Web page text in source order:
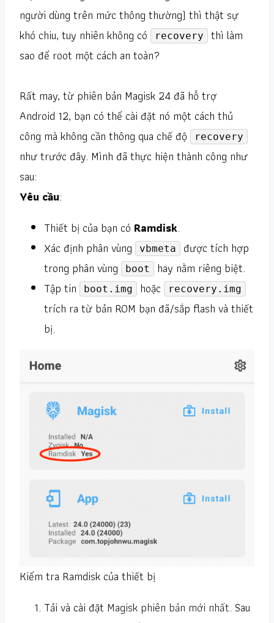
người dùng trên mức thông thường) thì thật sự
khó chiu, tuy nhiên không có
recovery
thì làm
sao để root một cách an toàn?
Rất may, từ phiên bản Magisk 24 đã hỗ trợ
Android 12, bạn có thể cài đặt nó một cách thủ
công mà không cần thông qua chế độ
recovery
như trước đây. Mình đã thực hiện thành công như
sau:
Yêu cầu:
Thiết bị của bạn có Ramdisk.
Xác định phân vùng
vbmeta
được tích hợp
trong phân vùng
boot
hay nằm riêng biệt.
Tập tin
boot.img hoặc recovery.img
trích ra từ bản ROM bạn đã/sắp flash và thiết
bị.
Kiểm tra Ramdisk của thiết bị
Tải và cài đặt Magisk phiên bản mới nhất. Sau